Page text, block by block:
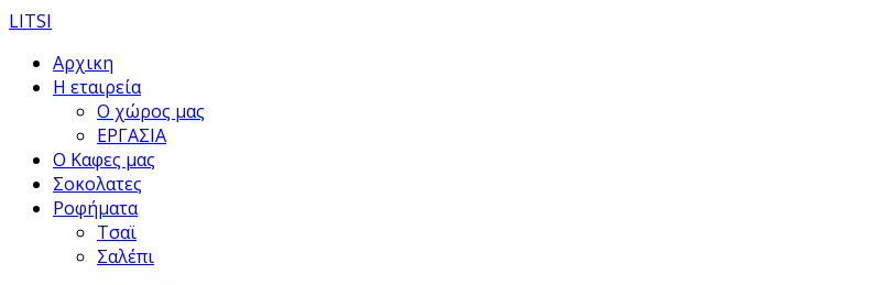
LITSI
Αρχικη
Η εταιρεία
Ο χώρος μας
ΕΡΓΑΣΙΑ
Ο Καφες μας
Σοκολατες
Ροφήματα
Τσαϊ
Σαλέπι